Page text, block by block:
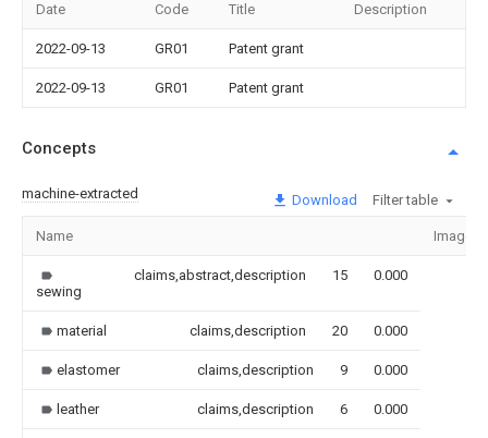
Date Code Title Description
2022-09-13 GR01 Patent grant
2022-09-13 GR01 Patent grant
Concepts
machine-extracted Download Filter table
Name Image
sewing
claims,abstract,description 15 0.000
material claims,description 20 0.000
elastomer claims,description 9 0.000
leather claims,description 6 0.000